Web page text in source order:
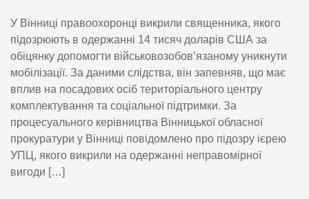
У Вінниці правоохоронці викрили священника, якого
підозрюють в одержанні 14 тисяч доларів США за
обіцянку допомогти військовозобов’язаному уникнути
мобілізації. За даними слідства, він запевняв, що має
вплив на посадових осіб територіального центру
комплектування та соціальної підтримки. За
процесуального керівництва Вінницької обласної
прокуратури у Вінниці повідомлено про підозру ієрею
УПЦ, якого викрили на одержанні неправомірної
вигоди […]